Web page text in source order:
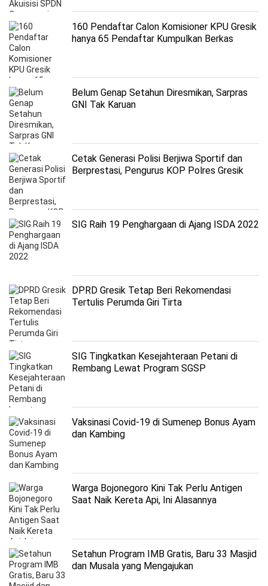
160 Pendaftar Calon Komisioner KPU Gresik
hanya 65 Pendaftar Kumpulkan Berkas
Belum Genap Setahun Diresmikan, Sarpras
GNI Tak Karuan
Cetak Generasi Polisi Berjiwa Sportif dan
Berprestasi, Pengurus KOP Polres Gresik
SIG Raih 19 Penghargaan di Ajang ISDA 2022
DPRD Gresik Tetap Beri Rekomendasi
Tertulis Perumda Giri Tirta
SIG Tingkatkan Kesejahteraan Petani di
Rembang Lewat Program SGSP
Vaksinasi Covid-19 di Sumenep Bonus Ayam
dan Kambing
Warga Bojonegoro Kini Tak Perlu Antigen
Saat Naik Kereta Api, Ini Alasannya
Setahun Program IMB Gratis, Baru 33 Masjid
dan Musala yang Mengajukan